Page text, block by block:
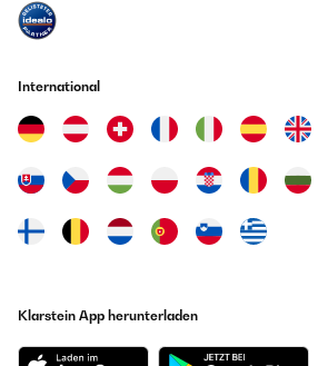
International
Klarstein App herunterladen